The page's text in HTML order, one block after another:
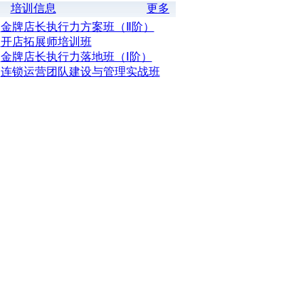
培训信息
更多
金牌店长执行力方案班（Ⅱ阶）
开店拓展师培训班
金牌店长执行力落地班（Ⅰ阶）
连锁运营团队建设与管理实战班